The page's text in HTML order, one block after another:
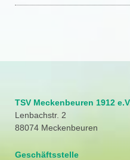
TSV Meckenbeuren 1912
Lenbachstr. 2
88074 Meckenbeuren
Geschäftsstelle